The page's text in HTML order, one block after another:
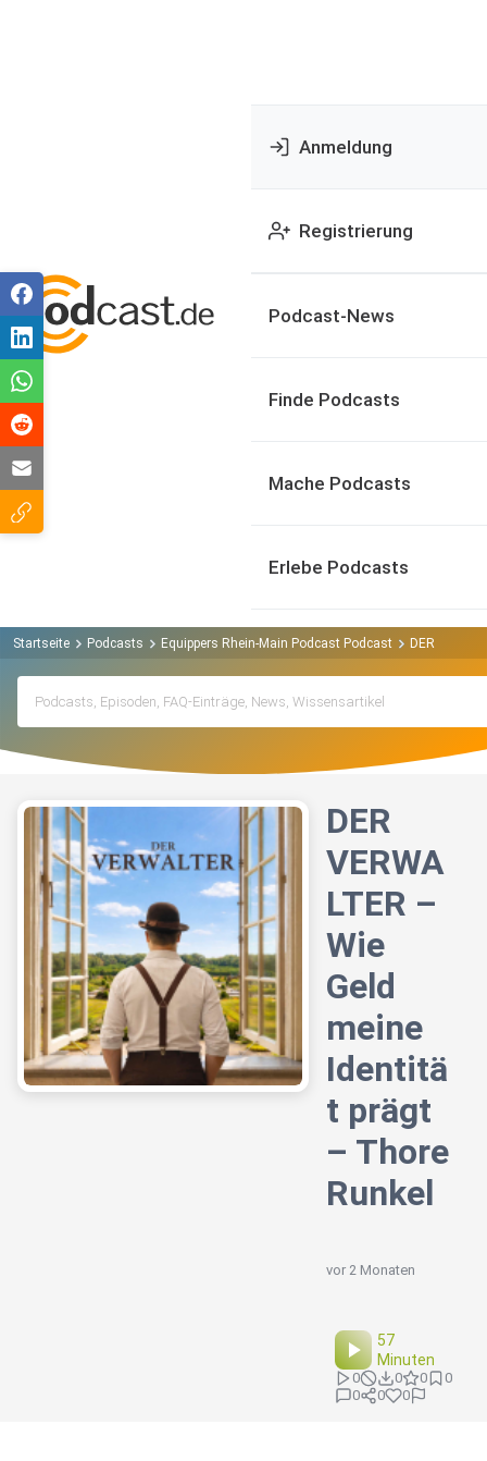
Anmeldung
Registrierung
Podcast-News
Finde Podcasts
Mache Podcasts
Erlebe Podcasts
Startseite Podcasts Equippers Rhein-Main Podcast Podcast DER
DER
VERWA
LTER –
Wie
Geld
meine
Identitä
t prägt
– Thore
Runkel
vor 2 Monaten
57
Minuten
0 0 0
0
0
0 0